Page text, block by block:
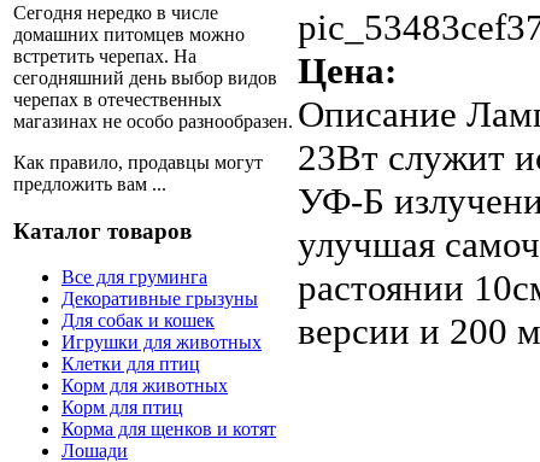
Сегодня нередко в числе
домашних питомцев можно
встретить черепах. На
сегодняшний день выбор видов
черепах в отечественных
магазинах не особо разнообразен.
Как правило, продавцы могут
предложить вам ...
Каталог товаров
Все для груминга
Декоративные грызуны
Для собак и кошек
Игрушки для животных
Клетки для птиц
Корм для животных
Корм для птиц
Корма для щенков и котят
Лошади
Цена:
Описание
23Вт служит
УФ-Б
улучшая
растоянии
версии и 200